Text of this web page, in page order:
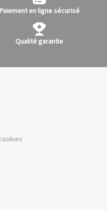
Paiement en ligne sécurisé
Qualité garantie